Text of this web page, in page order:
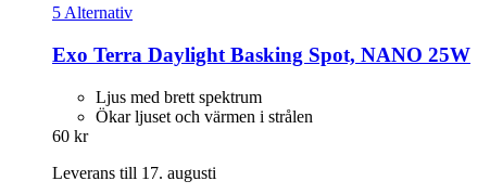
5 Alternativ
Exo Terra Daylight Basking Spot, NANO 25W
Ljus med brett spektrum
Ökar ljuset och värmen i strålen
60 kr
Leverans till 17. augusti